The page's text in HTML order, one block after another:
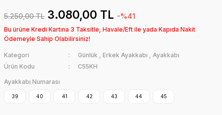
5.250,00 TL 3.080,00 TL -%41
Bu ürüne Kredi Kartına 3 Taksitle, Havale/Eft ile yada Kapıda Nakit
Ödemeyle Sahip Olabilirsiniz!
Kategori Günlük , Erkek Ayakkabı , Ayakkabı
Ürün Kodu
C55KH
Ayakkabı Numarası
39 40 41 42 43 44 45